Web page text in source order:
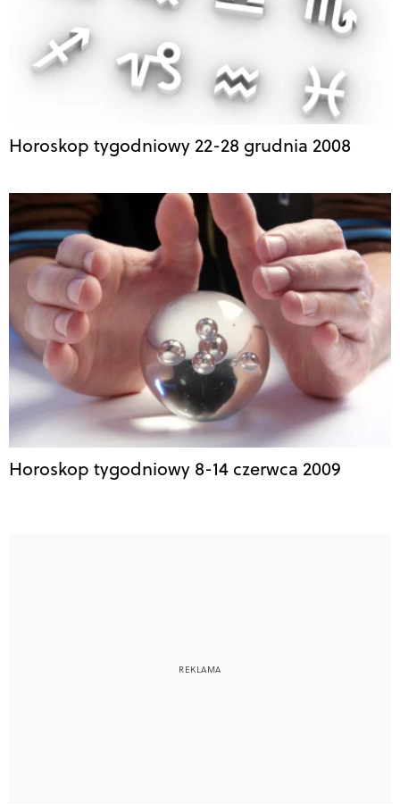
Horoskop tygodniowy 22-28 grudnia 2008
Horoskop tygodniowy 8-14 czerwca 2009